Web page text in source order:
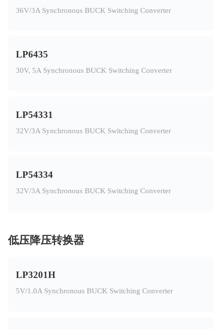
36V/3A Synchronous BUCK Switching Converter
LP6435
30V, 5A Synchronous BUCK Switching Converter
LP54331
32V/3A Synchronous BUCK Switching Converter
LP54334
32V/3A Synchronous BUCK Switching Converter
低压降压转换器
LP3201H
5V/1.0A Synchronous BUCK Switching Converter